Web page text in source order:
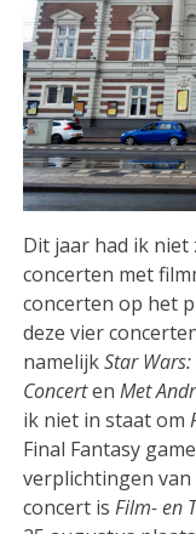
Dit jaar had ik
concerten met
concerten op het
deze vier
namelijkStar
ConcertenMet
ik niet in staat om
Final Fantasy
verplichtingen
concert isFilm- en